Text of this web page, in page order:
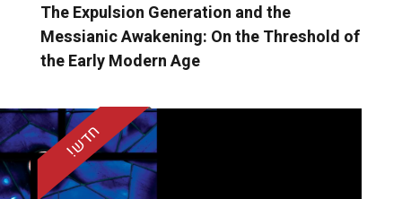
The Expulsion Generation and the
Messianic Awakening: On the Threshold of
the Early Modern Age
חדש!